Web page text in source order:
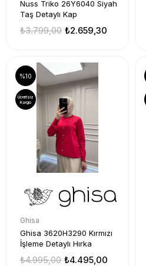
Nuss Triko 26Y6040 Siyah
Taş Detaylı Kap
₺2.659,30
₺3.799,00
Ghisa
Ghisa 3620H3290 Kırmızı
İşleme Detaylı Hırka
₺4.495,00
₺4.995,00
%10
Ücretsiz
Kargo